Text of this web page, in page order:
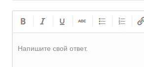
Напишите свой ответ.